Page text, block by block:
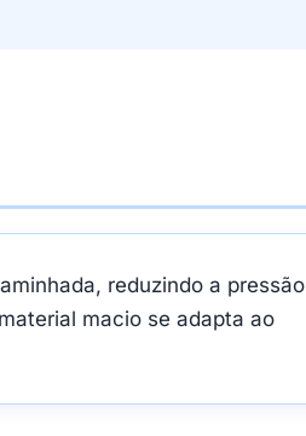
reduzindo a pressão
macio se adapta ao